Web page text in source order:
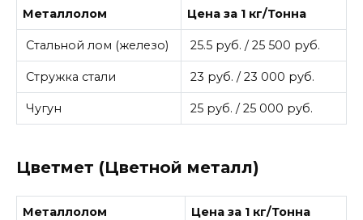
Металлолом Цена за 1 кг/Тонна
Стальной лом (железо) 25.5 руб. / 25 500 руб.
Стружка стали 23 руб. / 23 000 руб.
Чугун 25 руб. / 25 000 руб.
Цветмет (Цветной металл)
Металлолом Цена за 1 кг/Тонна